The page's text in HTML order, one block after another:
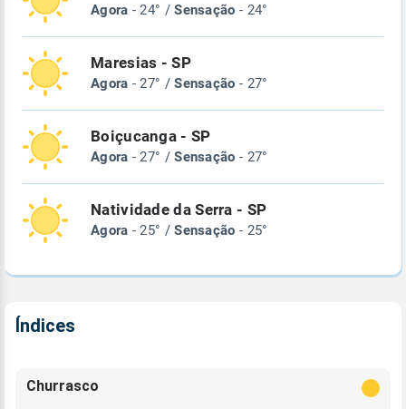
Agora - 24° /Sensação - 24°
Maresias - SP
Agora - 27° /Sensação - 27°
Boiçucanga - SP
Agora - 27° /Sensação - 27°
Natividade da Serra - SP
Agora - 25° /Sensação - 25°
Índices
Churrasco